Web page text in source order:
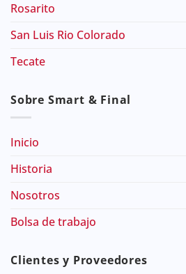
Rosarito
San Luis Rio Colorado
Tecate
Sobre Smart & Final
Inicio
Historia
Nosotros
Bolsa de trabajo
Clientes y Proveedores